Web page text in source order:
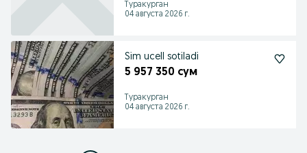
Туракурган
04 августа 2026 г.
Sim ucell sotiladi
5 957 350 сум
Туракурган
04 августа 2026 г.